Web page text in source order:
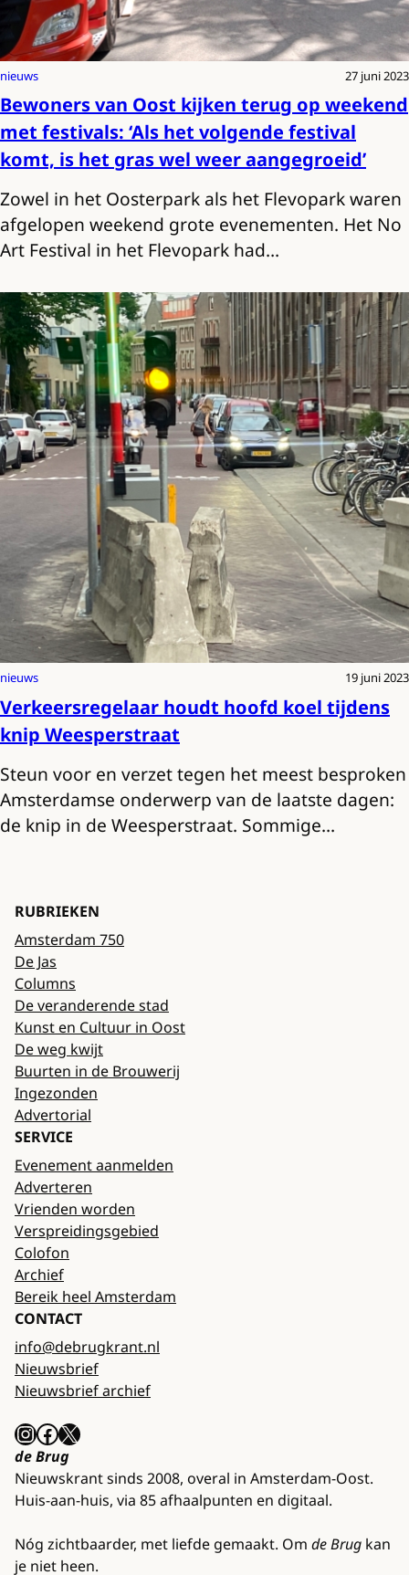
nieuws 27 juni 2023
Bewoners van Oost kijken terug op weekend
met festivals: ‘Als het volgende festival
komt, is het gras wel weer aangegroeid’
Zowel in het Oosterpark als het Flevopark waren
afgelopen weekend grote evenementen. Het No
Art Festival in het Flevopark had…
nieuws 19 juni 2023
Verkeersregelaar houdt hoofd koel tijdens
knip Weesperstraat
Steun voor en verzet tegen het meest besproken
Amsterdamse onderwerp van de laatste dagen:
de knip in de Weesperstraat. Sommige…
RUBRIEKEN
Amsterdam 750
De Jas
Columns
De veranderende stad
Kunst en Cultuur in Oost
De weg kwijt
Buurten in de Brouwerij
Ingezonden
Advertorial
SERVICE
Evenement aanmelden
Adverteren
Vrienden worden
Verspreidingsgebied
Colofon
Archief
Bereik heel Amsterdam
CONTACT
info@debrugkrant.nl
Nieuwsbrief
Nieuwsbrief archief
InstagramFacebook X
de Brug
Nieuwskrant sinds 2008, overal in Amsterdam-Oost.
Huis-aan-huis, via 85 afhaalpunten en digitaal.
Nóg zichtbaarder, met liefde gemaakt. Om de Brug kan
je niet heen.